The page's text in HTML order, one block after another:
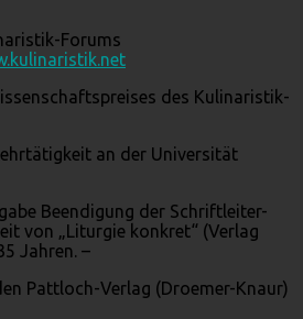
Forums
des Kulinaristik-
an der Universität
Beendigung der Schriftleiter-
von „Liturgie konkret“ (Verlag
Jahren. –
Pattloch-Verlag (Droemer-Knaur)